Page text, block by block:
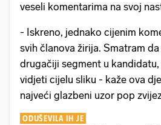
veseli komentarima na svoj
- Iskreno, jednako cijenim
svih članova žirija. Smatram
drugačiji segment u
vidjeti cijelu sliku - kaže ova
najveći glazbeni uzor pop
ODUŠEVILA IH JE